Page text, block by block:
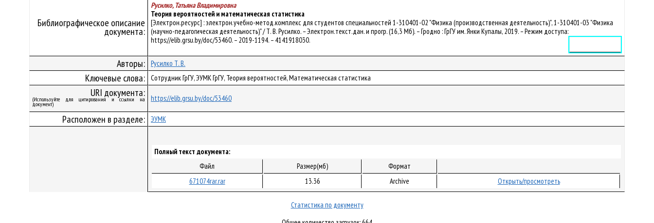
Библиографическое описание
документа:
Русилко, Татьяна Владимировна
Теория вероятностей и математическая статистика
[Электрон.ресурс] : электрон.учебно-метод.комплекс для студентов специальностей 1-310401-02 "Физика (производственная деятельность)", 1-310401-03 "Физика
(научно-педагогическая деятельность)" / Т. В. Русилко. – Электрон.текст.дан. и прогр. (16,3 Мб). – Гродно : ГрГУ им. Янки Купалы, 2019. – Режим доступа:
https://elib.grsu.by/doc/53460. – 2019-1194. – 4141918030.
Авторы: Русилко Т. В.
Ключевые слова: Сотрудник ГрГУ, ЭУМК ГрГУ, Теория вероятностей, Математическая статистика
URI документа:
(Используйте для цитирования и ссылки на
документ)
https://elib.grsu.by/doc/53460
Расположен в разделе: ЭУМК
Полный текст документа:
Файл
Размер(мб)
Формат
671074rar.rar
13.36 Archive Открыть/просмотреть
Статистика по документу